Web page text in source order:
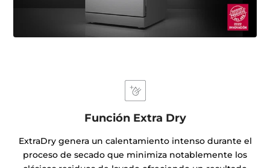
Función Extra Dry
ExtraDry genera un calentamiento intenso durante el
proceso de secado que minimiza notablemente los